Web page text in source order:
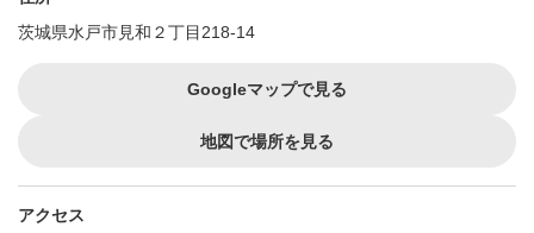
茨城県水戸市見和２丁目218-14
Googleマップで見る
地図で場所を見る
アクセス